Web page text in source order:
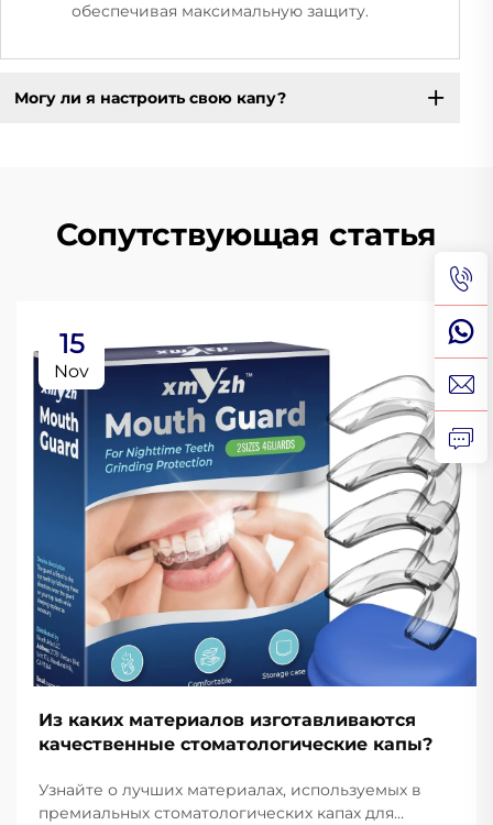
обеспечивая максимальную защиту.
Могу ли я настроить свою капу?
Сопутствующая статья
15
Nov
Из каких материалов изготавливаются
качественные стоматологические капы?
Узнайте о лучших материалах, используемых в
премиальных стоматологических капах для